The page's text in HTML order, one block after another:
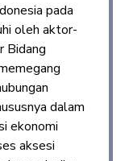
pada
oleh aktor-
Bidang
dalam
ekonomi
aksesi